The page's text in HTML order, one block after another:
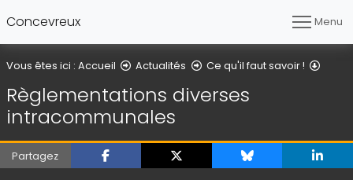
Concevreux Menu
Vous êtes ici : Accueil Actualités Ce qu'il faut savoir !
Règlementations diverses
intracommunales
Partagez